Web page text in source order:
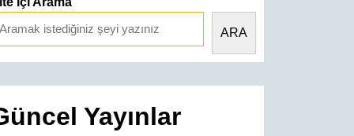
ARA
Yayınlar